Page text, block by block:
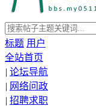
标题 用户
全站首页
| 论坛导航
| 网络问政
| 招聘求职